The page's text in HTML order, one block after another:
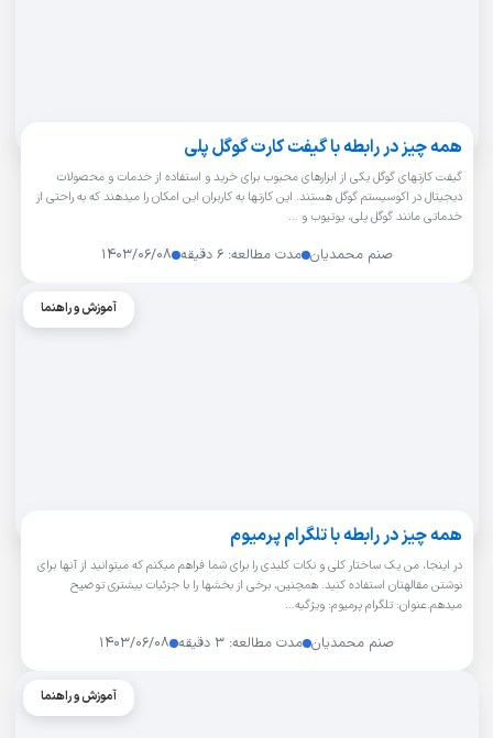
همه چیز در رابطه با گیفت کارت گوگل پلی
گیفت کارتهای گوگل یکی از ابزارهای محبوب برای خرید و استفاده از خدمات و محصولات
دیجیتال در اکوسیستم گوگل هستند. این کارتها به کاربران این امکان را میدهند که به راحتی از
خدماتی مانند گوگل پلی، یوتیوب و …
صنم محمدیان مدت مطالعه: ۶ دقیقه ۱۴۰۳/۰۶/۰۸
آموزش و راهنما
همه چیز در رابطه با تلگرام پرمیوم
در اینجا، من یک ساختار کلی و نکات کلیدی را برای شما فراهم میکنم که میتوانید از آنها برای
نوشتن مقالهتان استفاده کنید. همچنین، برخی از بخشها را با جزئیات بیشتری توضیح
میدهم.عنوان: تلگرام پرمیوم: ویژگیه…
صنم محمدیان مدت مطالعه: ۳ دقیقه ۱۴۰۳/۰۶/۰۸
آموزش و راهنما